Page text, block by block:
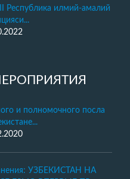
илмий-амалий
и полномочного посла
УЗБЕКИСТАН НА